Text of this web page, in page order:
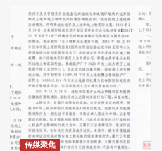
传媒聚焦